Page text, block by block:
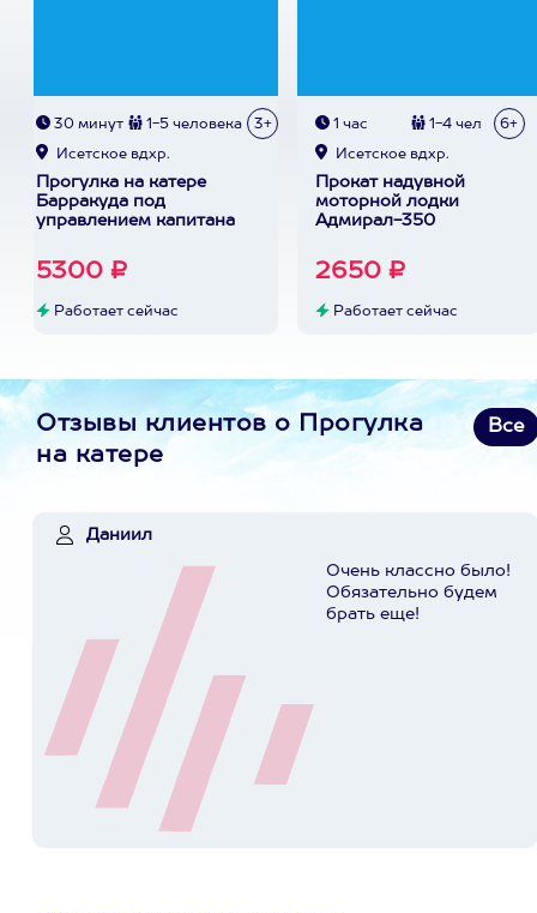
30 минут 1-5 человека 3+
Исетское вдхр.
Прогулка на катере
Барракуда под
управлением капитана
5300 ₽
Работает сейчас
1 час 1-4 чел 6+
Исетское вдхр.
Прокат надувной
моторной лодки
Адмирал-350
2650 ₽
Работает сейчас
Отзывы клиентов о Прогулка
на катере
Все
Даниил
Очень классно было!
Обязательно будем
брать еще!